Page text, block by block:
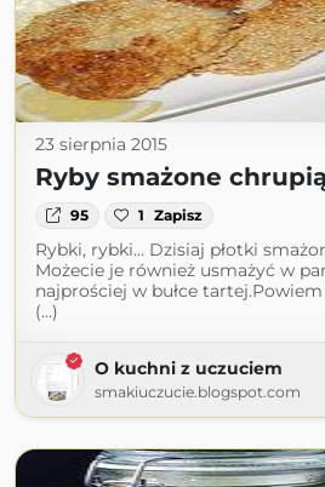
23 sierpnia 2015
Ryby smażone
95 1 Zapisz
Rybki, rybki... Dzisiaj płotki
Możecie je również usmażyć w
najprościej w bułce
(...)
O kuchni z uczuciem
smakiuczucie.blogspot.com